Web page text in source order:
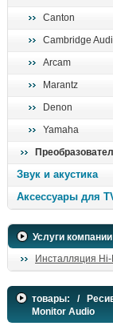
Canton
Cambridge
Arcam
Marantz
Denon
Yamaha
Звук и акустика
Аксессуары для
Услуги компании
Инсталляция
товары: /
Monitor Audio